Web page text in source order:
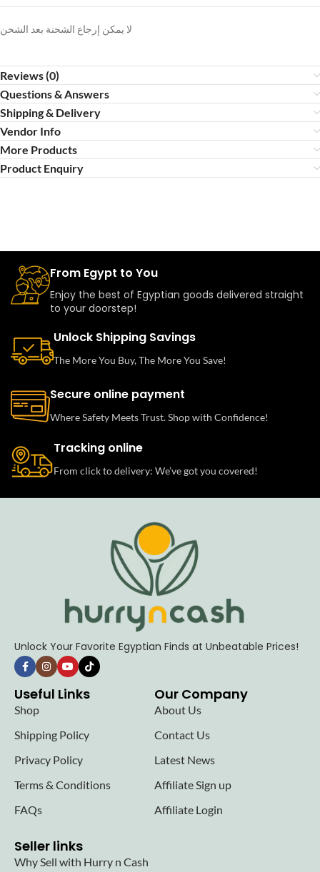
لا يمكن إرجاع الشحنة بعد الشحن
Reviews (0)
Questions & Answers
Shipping & Delivery
Vendor Info
More Products
Product Enquiry
From Egypt to You
Enjoy the best of Egyptian goods delivered straight
to your doorstep!
Unlock Shipping Savings
The More You Buy, The More You Save!
Secure online payment
Where Safety Meets Trust. Shop with Confidence!
Tracking online
From click to delivery: We’ve got you covered!
Unlock Your Favorite Egyptian Finds at Unbeatable Prices!
Useful Links
Shop
Shipping Policy
Privacy Policy
Terms & Conditions
FAQs
Our Company
About Us
Contact Us
Latest News
Affiliate Sign up
Affiliate Login
Seller links
Why Sell with Hurry n Cash